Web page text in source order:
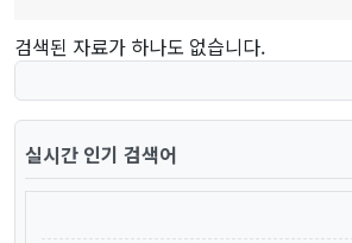
검색된 자료가 하나도 없습니다.
실시간 인기 검색어